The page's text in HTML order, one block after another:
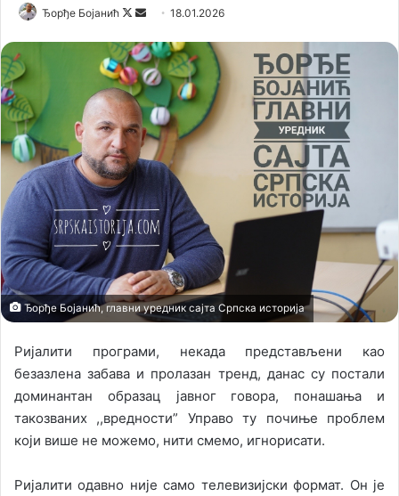
Ђорђе Бојанић
F
l
l
o
w
o
n
n
d
a
n
e
m
i
l
18.01.2026
Ђорђе Бојанић, главни уредник сајта Српска историја
Ријалити програми, некада представљени као
безазлена забава и пролазан тренд, данас су постали
доминантан образац јавног говора, понашања и
такозваних ,,вредности” Управо ту почиње проблем
који више не можемо, нити смемо, игнорисати.
Ријалити одавно није само телевизијски формат. Он је